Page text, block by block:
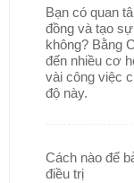
Bạn có quan
đồng và tạo
không? Bằng
đến nhiều cơ
vài công việc
độ này.
Cách nào để
điều trị